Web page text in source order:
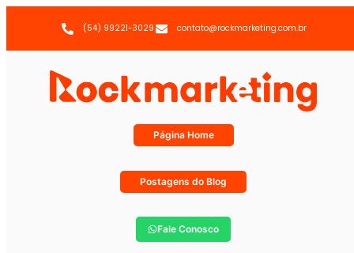
(54) 99221-3029 contato@rockmarketing.com.br
Página Home
Postagens do Blog
Fale Conosco